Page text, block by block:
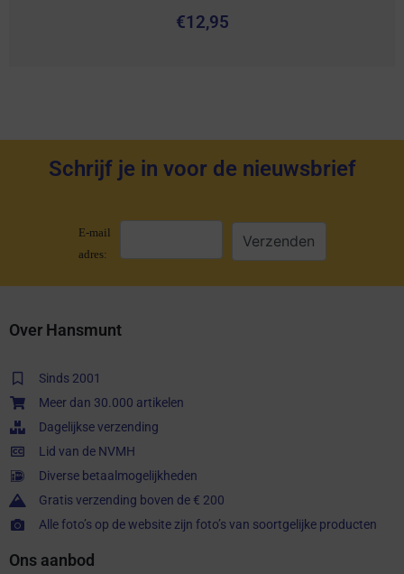
€12,95
Schrijf je in voor de nieuwsbrief
E-mail
adres:
Over Hansmunt
Sinds 2001
Meer dan 30.000 artikelen
Dagelijkse verzending
Lid van de NVMH
Diverse betaalmogelijkheden
Gratis verzending boven de € 200
Alle foto’s op de website zijn foto’s van soortgelijke producten
Ons aanbod